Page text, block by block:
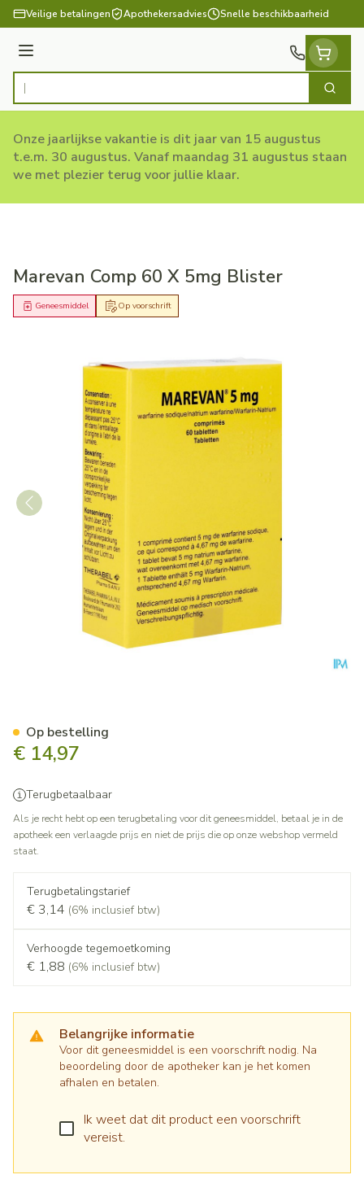
Ga naar de inhoud
Veilige betalingen Apothekersadvies Snelle beschikbaarheid
Menu
Product, merk, categorie... Zoek
Onze jaarlijkse vakantie is dit jaar van 15 augustus
t.e.m. 30 augustus. Vanaf maandag 31 augustus staan
we met plezier terug voor jullie klaar.
Marevan Comp 60 X 5mg Blister
Op voorschrift
Geneesmiddel
€ 14,97
Terugbetaalbaar
Als je recht hebt op een terugbetaling voor dit geneesmiddel, betaal je in de
apotheek een verlaagde prijs en niet de prijs die op onze webshop vermeld
staat.
Terugbetalingstarief
€ 3,14 (6% inclusief btw)
Verhoogde tegemoetkoming
€ 1,88 (6% inclusief btw)
Belangrijke informatie
Voor dit geneesmiddel is een voorschrift nodig. Na
beoordeling door de apotheker kan je het komen
afhalen en betalen.
Ik weet dat dit product een voorschrift
vereist.
Op bestelling